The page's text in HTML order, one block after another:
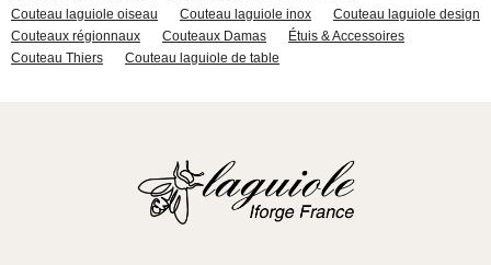
Couteau laguiole oiseau
Couteau laguiole inox
Couteau laguiole design
Couteaux régionnaux
Couteaux Damas
Étuis & Accessoires
Couteau Thiers
Couteau laguiole de table